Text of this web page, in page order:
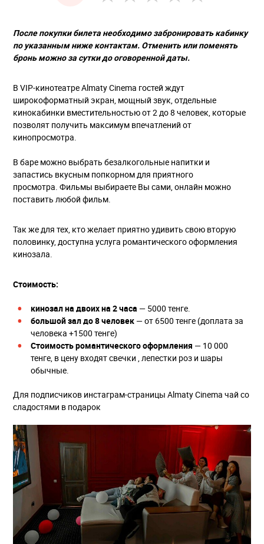
После покупки билета необходимо забронировать кабинку
по указанным ниже контактам. Отменить или поменять
бронь можно за сутки до оговоренной даты.
В VIP-кинотеатре Almaty Cinema гостей ждут
широкоформатный экран, мощный звук, отдельные
кинокабинки вместительностью от 2 до 8 человек, которые
позволят получить максимум впечатлений от
кинопросмотра.
В баре можно выбрать безалкогольные напитки и
запастись вкусным попкорном для приятного
просмотра. Фильмы выбираете Вы сами, онлайн можно
поставить любой фильм.
Так же для тех, кто желает приятно удивить свою вторую
половинку, доступна услуга романтического оформления
кинозала.
Стоимость:
кинозал на двоих на 2 часа — 5000 тенге.
большой зал до 8 человек — от 6500 тенге (доплата за
человека +1500 тенге)
Стоимость романтического оформления — 10 000
тенге, в цену входят свечки , лепестки роз и шары
обычные.
Для подписчиков инстаграм-страницы Almaty Cinema чай со
сладостями в подарок